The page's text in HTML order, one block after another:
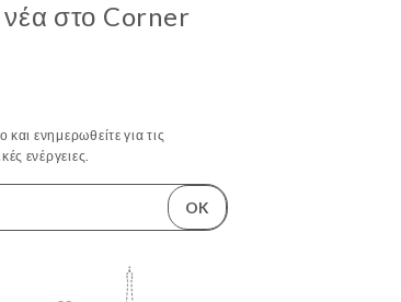
στο Corner
ενημερωθείτε για τις
ενέργειες.
OK